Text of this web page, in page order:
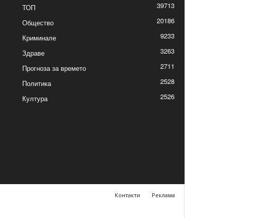
ТОП
39713
Общество
20186
Криминале
9233
Здраве
3263
Прогноза за времето
2711
Политика
2528
Култура
2526
Контакти Реклама